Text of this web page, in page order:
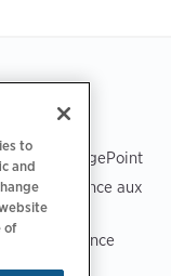
ChargePoint
d’assistance aux
de confiance
to
and
of